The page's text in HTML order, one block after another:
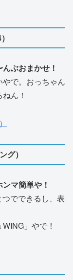
ぶおまかせ！
で。おっちゃん
ん！
グ）
マ簡単や！
でできるし、表
」やで！